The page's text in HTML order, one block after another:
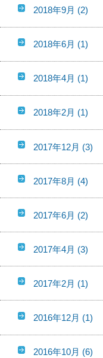
2018年9月 (2)
2018年6月 (1)
2018年4月 (1)
2018年2月 (1)
2017年12月 (3)
2017年8月 (4)
2017年6月 (2)
2017年4月 (3)
2017年2月 (1)
2016年12月 (1)
2016年10月 (6)